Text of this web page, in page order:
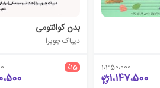
1،350،000
1،147،500
بدن کوانتومی
دیپاک چوپرا
٪15